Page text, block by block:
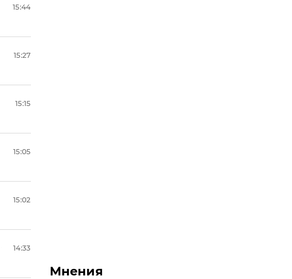
15:44
15:27
15:15
15:05
15:02
14:33
Мнения